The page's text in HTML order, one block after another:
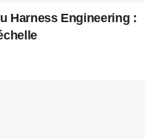
Harness Engineering :